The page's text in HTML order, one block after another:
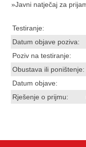
»Javni natječaj za
Testiranje:
Datum objave
Poziv na
Obustava ili
Datum objave:
Rješenje o prijmu: